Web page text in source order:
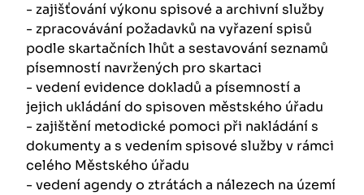
- zajišťování výkonu spisové a archivní služby
- zpracovávání požadavků na vyřazení spisů
podle skartačních lhůt a sestavování seznamů
písemností navržených pro skartaci
- vedení evidence dokladů a písemností a
jejich ukládání do spisoven městského úřadu
- zajištění metodické pomoci při nakládání s
dokumenty a s vedením spisové služby v rámci
celého Městského úřadu
- vedení agendy o ztrátách a nálezech na území